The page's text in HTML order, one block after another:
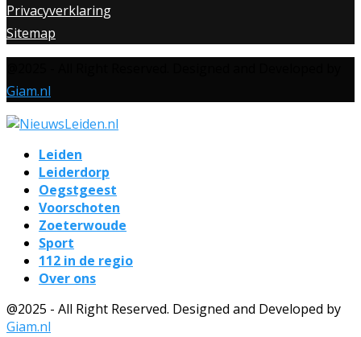
Privacyverklaring
Sitemap
Giam.nl
Leiden
Leiderdorp
Oegstgeest
Voorschoten
Zoeterwoude
Sport
112 in de regio
Over ons
@2025 - All Right Reserved. Designed and Developed by
Giam.nl